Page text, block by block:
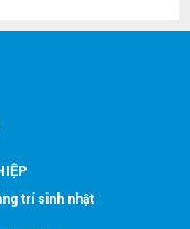
trí sinh nhật